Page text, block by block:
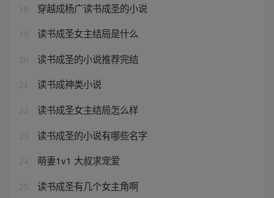
18 穿越成杨广读书成圣的小说
19 读书成圣女主结局是什么
20 读书成圣的小说推荐完结
21 读书成神类小说
22 读书成圣女主结局怎么样
23 读书成圣的小说有哪些名字
24 萌妻1v1 大叔求宠爱
25 读书成圣有几个女主角啊